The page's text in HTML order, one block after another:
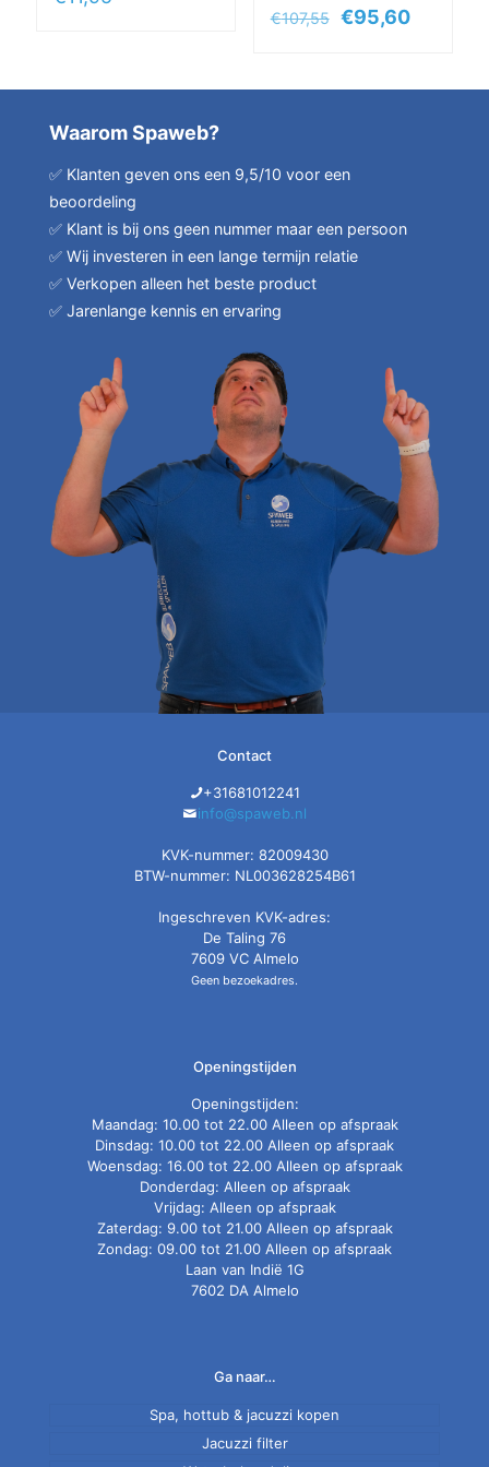
€107,55
Oorspronkelijke
€95,60Huidige
Waarom Spaweb?
✅ Klanten geven ons een 9,5/10 voor een
beoordeling
✅ Klant is bij ons geen nummer maar een persoon
✅ Wij investeren in een lange termijn relatie
✅ Verkopen alleen het beste product
✅ Jarenlange kennis en ervaring
Contact
+31681012241
info@spaweb.nl
KVK-nummer: 82009430
BTW-nummer: NL003628254B61
Ingeschreven KVK-adres:
De Taling 76
7609 VC Almelo
Geen bezoekadres.
Openingstijden
Openingstijden:
Maandag: 10.00 tot 22.00 Alleen op afspraak
Dinsdag: 10.00 tot 22.00 Alleen op afspraak
Woensdag: 16.00 tot 22.00 Alleen op afspraak
Donderdag: Alleen op afspraak
Vrijdag: Alleen op afspraak
Zaterdag: 9.00 tot 21.00 Alleen op afspraak
Zondag: 09.00 tot 21.00 Alleen op afspraak
Laan van Indië 1G
7602 DA Almelo
Ga naar…
Spa, hottub & jacuzzi kopen
Nieuwe spa
Jacuzzi filter